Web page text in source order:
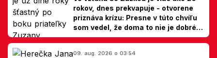
rokov, dnes prekvapuje - otvorene
priznáva krízu: Presne v túto chvíľu
som vedel, že doma to nie je dobré,
hovorí Milan Ondrík
09. aug. 2026 o 03:54